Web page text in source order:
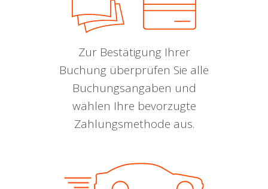
Zur Bestätigung Ihrer
Buchung überprüfen Sie alle
Buchungsangaben und
wählen Ihre bevorzugte
Zahlungsmethode aus.